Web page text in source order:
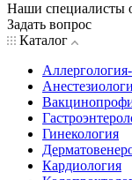
Наши специалисты
Задать вопрос
Каталог
Гинекология
Кардиология